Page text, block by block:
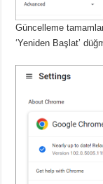
Güncelleme
‘Yeniden Başlat’